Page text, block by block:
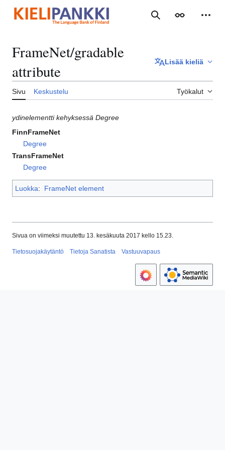
sisältöön
Haku Ulkoasu
FrameNet/gradable
attribute
Lisää kieliä
Sivu Keskustelu Työkalut
ydinelementti kehyksessä Degree
FinnFrameNet
Degree
TransFrameNet
Degree
Luokka: FrameNet element
Sivua on viimeksi muutettu 13. kesäkuuta 2017 kello 15.23.
Tietosuojakäytäntö Tietoja Sanatista Vastuuvapaus